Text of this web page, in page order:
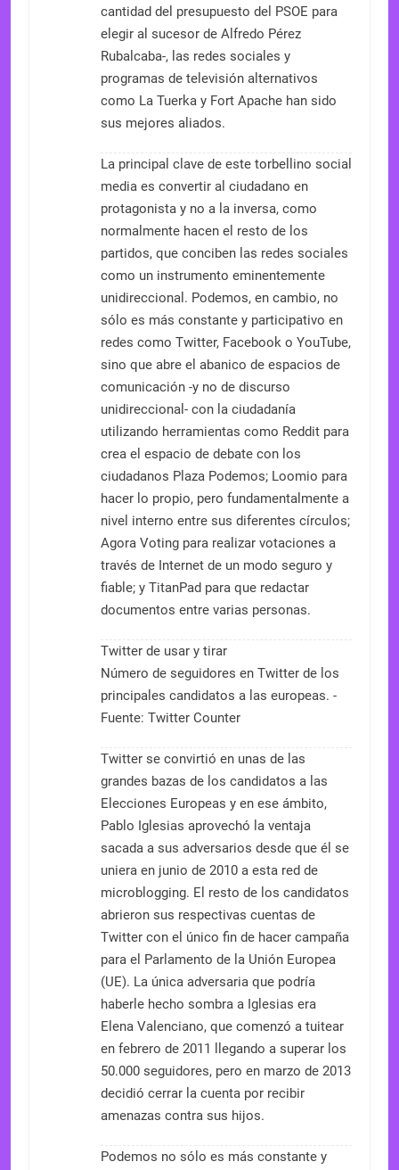
cantidad del presupuesto del PSOE para
elegir al sucesor de Alfredo Pérez
Rubalcaba-, las redes sociales y
programas de televisión alternativos
como La Tuerka y Fort Apache han sido
sus mejores aliados.
La principal clave de este torbellino social
media es convertir al ciudadano en
protagonista y no a la inversa, como
normalmente hacen el resto de los
partidos, que conciben las redes sociales
como un instrumento eminentemente
unidireccional. Podemos, en cambio, no
sólo es más constante y participativo en
redes como Twitter, Facebook o YouTube,
sino que abre el abanico de espacios de
comunicación -y no de discurso
unidireccional- con la ciudadanía
utilizando herramientas como Reddit para
crea el espacio de debate con los
ciudadanos Plaza Podemos; Loomio para
hacer lo propio, pero fundamentalmente a
nivel interno entre sus diferentes círculos;
Agora Voting para realizar votaciones a
través de Internet de un modo seguro y
fiable; y TitanPad para que redactar
documentos entre varias personas.
Twitter de usar y tirar
Número de seguidores en Twitter de los
principales candidatos a las europeas. -
Fuente: Twitter Counter
Twitter se convirtió en unas de las
grandes bazas de los candidatos a las
Elecciones Europeas y en ese ámbito,
Pablo Iglesias aprovechó la ventaja
sacada a sus adversarios desde que él se
uniera en junio de 2010 a esta red de
microblogging. El resto de los candidatos
abrieron sus respectivas cuentas de
Twitter con el único fin de hacer campaña
para el Parlamento de la Unión Europea
(UE). La única adversaria que podría
haberle hecho sombra a Iglesias era
Elena Valenciano, que comenzó a tuitear
en febrero de 2011 llegando a superar los
50.000 seguidores, pero en marzo de 2013
decidió cerrar la cuenta por recibir
amenazas contra sus hijos.
Podemos no sólo es más constante y